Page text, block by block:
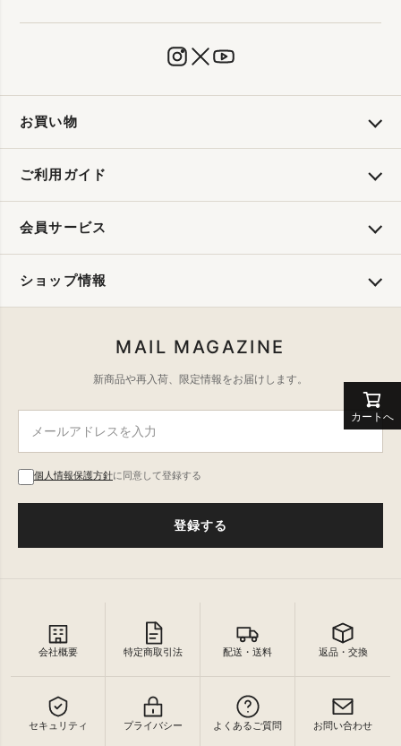
カートへ
お買い物
ご利用ガイド
会員サービス
ショップ情報
MAIL MAGAZINE
新商品や再入荷、限定情報をお届けします。
個人情報保護方針に同意して登録する
登録する
会社概要 特定商取引法 配送・送料 返品・交換
セキュリティ プライバシー よくあるご質問 お問い合わせ